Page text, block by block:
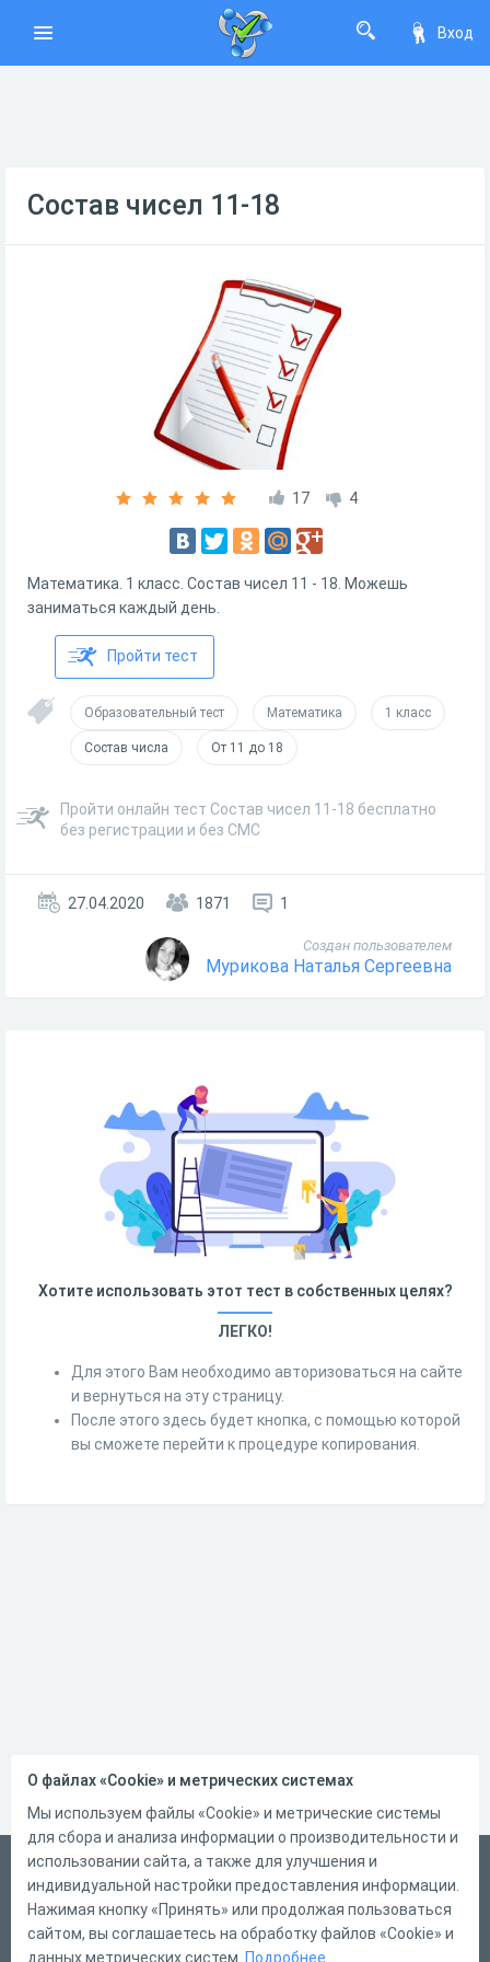
Вход
Состав чисел 11-18
17 4
Математика. 1 класс. Состав чисел 11 - 18. Можешь
заниматься каждый день.
Пройти тест
Образовательный тест Математика 1 класс
Состав числа От 11 до 18
Пройти онлайн тест Состав чисел 11-18 бесплатно
без регистрации и без СМС
27.04.2020 1871 1
Создан пользователем
Мурикова Наталья Сергеевна
Хотите использовать этот тест в собственных целях?
ЛЕГКО!
Для этого Вам необходимо авторизоваться на сайте
и вернуться на эту страницу.
После этого здесь будет кнопка, с помощью которой
вы сможете перейти к процедуре копирования.
Русский
Справка
Форма обратной связи
О файлах «Cookie» и метрических системах
Мы используем файлы «Cookie» и метрические системы
для сбора и анализа информации о производительности и
использовании сайта, а также для улучшения и
индивидуальной настройки предоставления информации.
Нажимая кнопку «Принять» или продолжая пользоваться
сайтом, вы соглашаетесь на обработку файлов «Cookie» и
данных метрических систем. Подробнее